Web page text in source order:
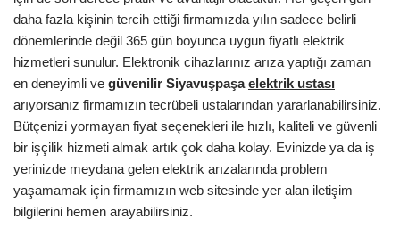
daha fazla kişinin tercih ettiği firmamızda yılın sadece belirli
dönemlerinde değil 365 gün boyunca uygun fiyatlı elektrik
hizmetleri sunulur. Elektronik cihazlarınız arıza yaptığı zaman
en deneyimli ve güvenilir Siyavuşpaşa elektrik ustası
arıyorsanız firmamızın tecrübeli ustalarından yararlanabilirsiniz.
Bütçenizi yormayan fiyat seçenekleri ile hızlı, kaliteli ve güvenli
bir işçilik hizmeti almak artık çok daha kolay. Evinizde ya da iş
yerinizde meydana gelen elektrik arızalarında problem
yaşamamak için firmamızın web sitesinde yer alan iletişim
bilgilerini hemen arayabilirsiniz.